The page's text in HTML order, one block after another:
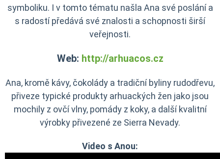
symboliku. I v tomto tématu našla Ana své poslání a
s radostí předává své znalosti a schopnosti širší
veřejnosti.
Web: http://arhuacos.cz
Ana, kromě kávy, čokolády a tradiční byliny rudodřevu,
přiveze typické produkty arhuackých žen jako jsou
mochily z ovčí vlny, pomády z koky, a další kvalitní
výrobky přivezené ze Sierra Nevady.
Video s Anou: